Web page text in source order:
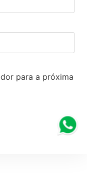
para a próxima